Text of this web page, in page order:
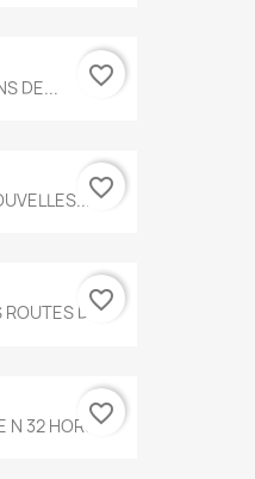
DE... favorite_border
favorite_border
DE...
favorite_border
N 32 HORS...
favorite_border